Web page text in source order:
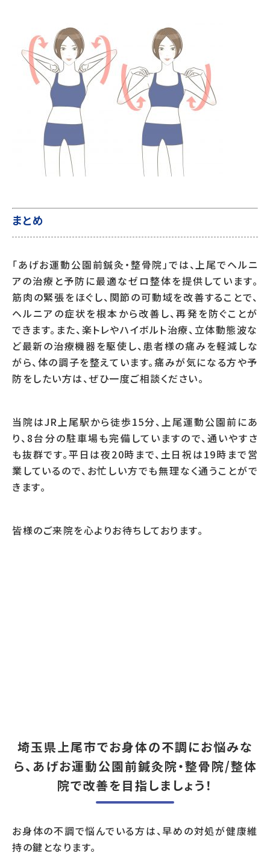
まとめ
「あげお運動公園前鍼灸・整骨院」では、上尾でヘルニ
アの治療と予防に最適なゼロ整体を提供しています。
筋肉の緊張をほぐし、関節の可動域を改善することで、
ヘルニアの症状を根本から改善し、再発を防ぐことが
できます。また、楽トレやハイボルト治療、立体動態波な
ど最新の治療機器を駆使し、患者様の痛みを軽減しな
がら、体の調子を整えています。痛みが気になる方や予
防をしたい方は、ぜひ一度ご相談ください。
当院はJR上尾駅から徒歩15分、上尾運動公園前にあ
り、8台分の駐車場も完備していますので、通いやすさ
も抜群です。平日は夜20時まで、土日祝は19時まで営
業しているので、お忙しい方でも無理なく通うことがで
きます。
皆様のご来院を心よりお待ちしております。
埼玉県上尾市でお身体の不調にお悩みな
ら、あげお運動公園前鍼灸院・整骨院/整体
院で改善を目指しましょう！
お身体の不調で悩んでいる方は、早めの対処が健康維
持の鍵となります。